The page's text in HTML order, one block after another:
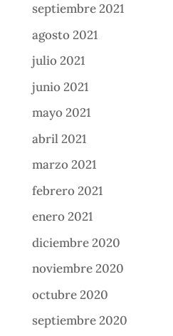
septiembre 2021
agosto 2021
julio 2021
junio 2021
mayo 2021
abril 2021
marzo 2021
febrero 2021
enero 2021
diciembre 2020
noviembre 2020
octubre 2020
septiembre 2020